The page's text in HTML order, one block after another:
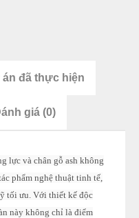
án đã thực hiện
giá (0)
lực và chân gỗ ash không
phẩm nghệ thuật tinh tế,
tối ưu. Với thiết kế độc
này không chỉ là điểm